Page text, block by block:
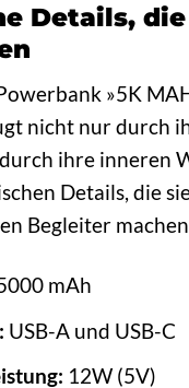
Details, die
»5K
nicht nur durch
ihre inneren
Details, die
Begleiter
mAh
USB-A und USB-C
12W (5V)